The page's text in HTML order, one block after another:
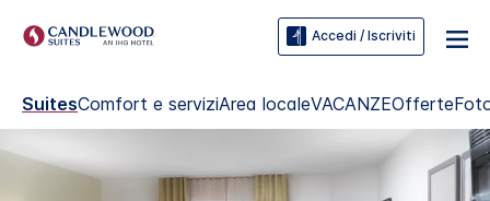
Accedi / Iscriviti
SuitesComfort e serviziArea localeVACANZEOfferte